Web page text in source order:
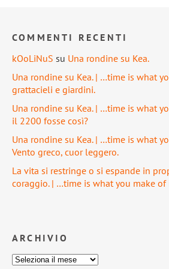
COMMENTI RECENTI
kOoLiNuS su Una rondine su Kea.
Una rondine su Kea. | …time is what
grattacieli e giardini.
Una rondine su Kea. | …time is what
il 2200 fosse così?
Una rondine su Kea. | …time is what
Vento greco, cuor leggero.
La vita si restringe o si espande in
coraggio. | …time is what you make
ARCHIVIO